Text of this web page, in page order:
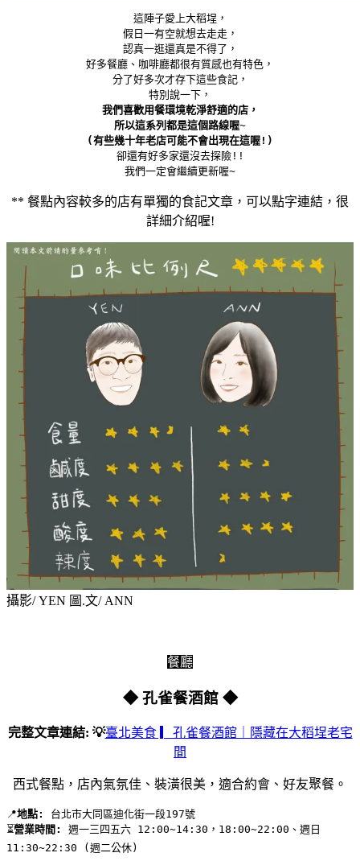
這陣子愛上大稻埕，
假日一有空就想去走走，
認真一逛還真是不得了，
好多餐廳、咖啡廳都很有質感也有特色，
分了好多次才存下這些食記，
特別說一下，
我們喜歡用餐環境乾淨舒適的店，
所以這系列都是這個路線喔~
(有些幾十年老店可能不會出現在這喔!)
卻還有好多家還沒去探險!!
我們一定會繼續更新喔~
** 餐點內容較多的店有單獨的食記文章，可以點字連結，很
詳細介紹喔!
攝影/ YEN 圖.文/ ANN
餐廳
◆ 孔雀餐酒館 ◆
完整文章連結: 💡臺北美食 ▎孔雀餐酒館｜隱藏在大稻埕老宅
間
西式餐點，店內氣氛佳、裝潢很美，適合約會、好友聚餐。
📍地點:
台北市大同區迪化街一段197號
⏳營業時間:
週一三四五六 12:00~14:30，18:00~22:00、週日
11:30~22:30 (週二公休)